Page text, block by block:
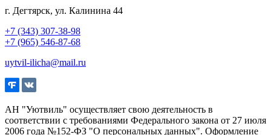
г. Дегтярск, ул. Калинина 44
+7 (343) 307-38-98
+7 (965) 546-87-68
uytvil-ilicha@mail.ru
АН "Уютвиль" осуществляет свою деятельность в
соответствии с требованиями Федерального закона от 27 июля
2006 года №152-ФЗ "О персональных данных". Оформление